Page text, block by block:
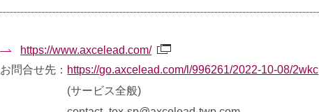
https://www.axcelead.com/
お問合せ先： https://go.axcelead.com/l/996261/2022-10-08/2wkc
(サービス全般)